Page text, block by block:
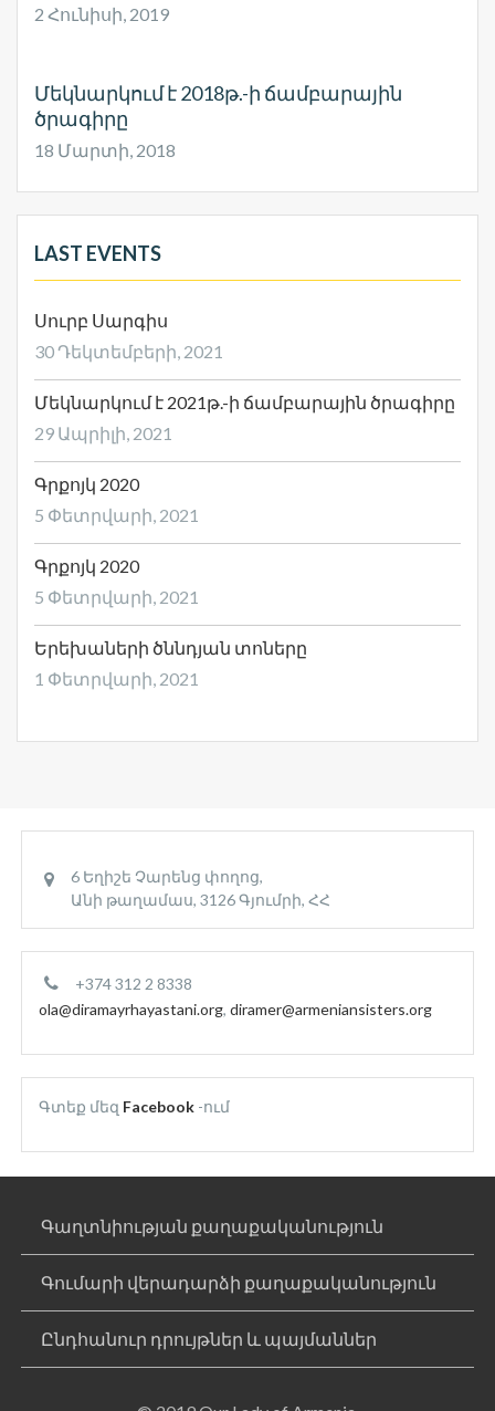
2 Հունիսի, 2019
Մեկնարկում է 2018թ.-ի ճամբարային
ծրագիրը
18 Մարտի, 2018
LAST EVENTS
Սուրբ Սարգիս
30 Դեկտեմբերի, 2021
Մեկնարկում է 2021թ.-ի ճամբարային ծրագիրը
29 Ապրիլի, 2021
Գրքոյկ 2020
5 Փետրվարի, 2021
Գրքոյկ 2020
5 Փետրվարի, 2021
Երեխաների ծննդյան տոները
1 Փետրվարի, 2021
6 Եղիշե Չարենց փողոց,
Անի թաղամաս, 3126 Գյումրի, ՀՀ
+374 312 2 8338
ola@diramayrhayastani.org,diramer@armeniansisters.org
Գտեք մեզ Facebook -ում
Գաղտնիության քաղաքականություն
Գումարի վերադարձի քաղաքականություն
Ընդհանուր դրույթներ և պայմաններ